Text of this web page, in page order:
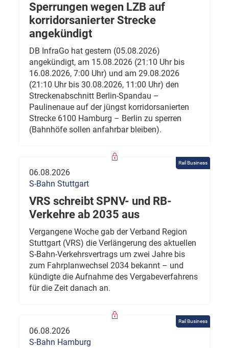
Sperrungen wegen LZB auf
korridorsanierter Strecke
angekündigt
DB InfraGo hat gestern (05.08.2026)
angekündigt, am 15.08.2026 (21:10 Uhr bis
16.08.2026, 7:00 Uhr) und am 29.08.2026
(21:10 Uhr bis 30.08.2026, 11:00 Uhr) den
Streckenabschnitt Berlin-Spandau –
Paulinenaue auf der jüngst korridorsanierten
Strecke 6100 Hamburg – Berlin zu sperren
(Bahnhöfe sollen anfahrbar bleiben).
Rail Business
06.08.2026
S-Bahn Stuttgart
VRS schreibt SPNV- und RB-
Verkehre ab 2035 aus
Vergangene Woche gab der Verband Region
Stuttgart (VRS) die Verlängerung des aktuellen
S-Bahn-Verkehrsvertrags um zwei Jahre bis
zum Fahrplanwechsel 2034 bekannt – und
kündigte die Aufnahme des Vergabeverfahrens
für die Zeit danach an.
Rail Business
06.08.2026
S-Bahn Hamburg